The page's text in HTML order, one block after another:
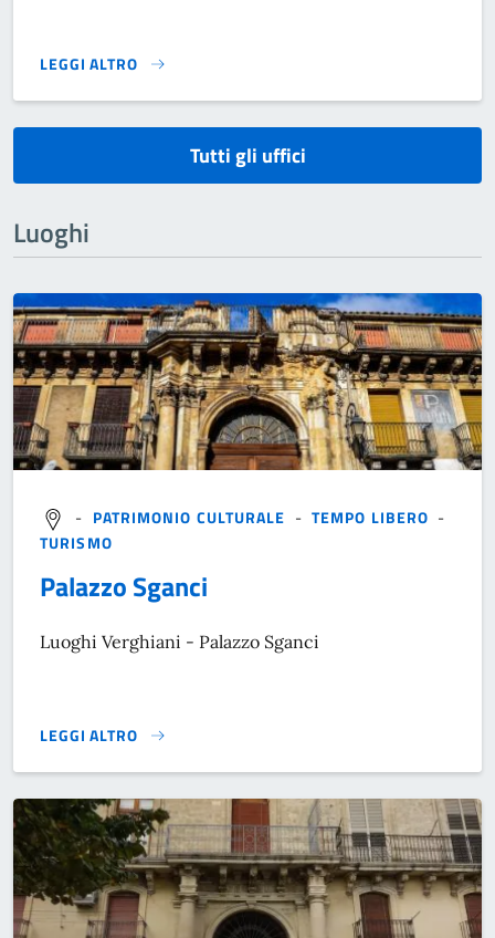
LEGGI ALTRO
}
Tutti gli uffici
Luoghi
- PATRIMONIO CULTURALE -TEMPO LIBERO -
TURISMO
Palazzo Sganci
Luoghi Verghiani - Palazzo Sganci
LEGGI ALTRO
}